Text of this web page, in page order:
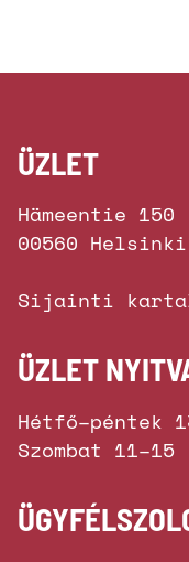
ÜZLET
Hämeentie 150
00560 Helsinki
Sijainti
ÜZLET
Hétfő–péntek
Szombat 11–15